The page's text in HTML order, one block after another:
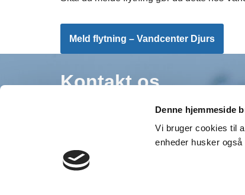
Denne hjemmeside
Vi bruger cookies til
enheder husker
Meld flytning – Vandcenter Djurs
Kontakt os
Tlf.: 21 69 90 47
E-mail: